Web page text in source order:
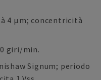
4 µm; concentricità
giri/min.
Signum; periodo